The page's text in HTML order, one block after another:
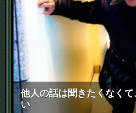
他人の話は聞きたくなく
い